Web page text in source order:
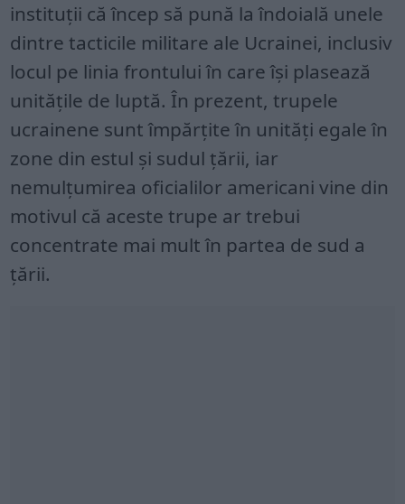
instituții că încep să pună la îndoială unele
dintre tacticile militare ale Ucrainei, inclusiv
locul pe linia frontului în care își plasează
unitățile de luptă. În prezent, trupele
ucrainene sunt împărțite în unități egale în
zone din estul și sudul țării, iar
nemulțumirea oficialilor americani vine din
motivul că aceste trupe ar trebui
concentrate mai mult în partea de sud a
țării.